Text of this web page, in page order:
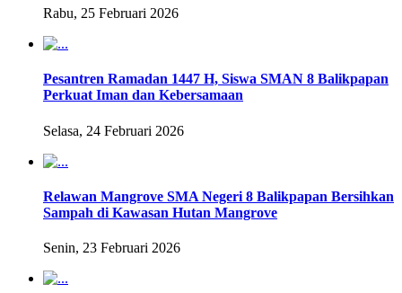
Rabu, 25 Februari 2026
Pesantren Ramadan 1447 H, Siswa SMAN 8 Balikpapan
Perkuat Iman dan Kebersamaan
Selasa, 24 Februari 2026
Relawan Mangrove SMA Negeri 8 Balikpapan Bersihkan
Sampah di Kawasan Hutan Mangrove
Senin, 23 Februari 2026